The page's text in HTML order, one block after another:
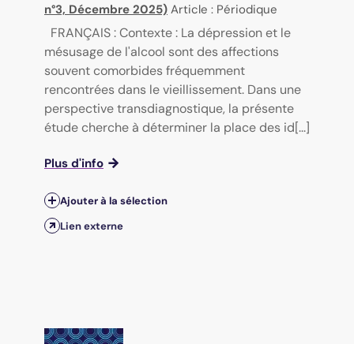
n°3, Décembre 2025) Article : Périodique
FRANÇAIS : Contexte : La dépression et le
mésusage de l'alcool sont des affections
souvent comorbides fréquemment
rencontrées dans le vieillissement. Dans une
perspective transdiagnostique, la présente
étude cherche à déterminer la place des id[...]
Plus d'info
Ajouter à la sélection
Lien externe